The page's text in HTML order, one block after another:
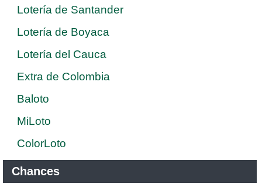
Lotería de Santander
Lotería de Boyaca
Lotería del Cauca
Extra de Colombia
Baloto
MiLoto
ColorLoto
Chances